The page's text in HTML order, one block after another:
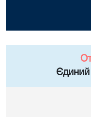
Єдиний